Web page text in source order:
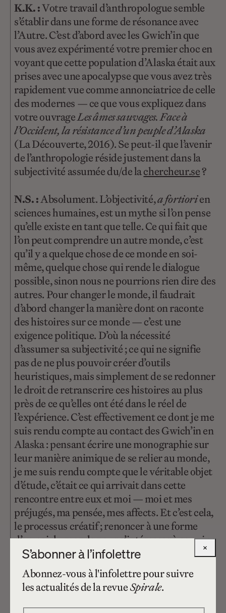
K.K. :Votre travail d’anthropologue semble
s’établir dans une forme de résonance avec
l’Autre. C’est d’abord avec les Gwich’in que
vous avez expérimenté votre premier choc en
voyant que cette population d’Alaska était aux
prises avec une apocalypse que vous avez très
rapidement vue comme annonciatrice de celle
des modernes — ce que vous expliquez dans
votre ouvrageLes âmes sauvages. Face à
l’Occident, la résistance d’un peuple d’Alaska
(La Découverte, 2016). Se peut-il que l’avenir
de l’anthropologie réside justement dans la
subjectivité assumée du/de lachercheur.se?
N.S. :Absolument. L’objectivité,a fortiorien
sciences humaines, est un mythe si l’on pense
qu’elle existe en tant que telle. Ce qui fait que
l’on peut comprendre un autre monde, c’est
qu’il y a quelque chose de ce monde en soi-
même, quelque chose qui rende le dialogue
possible, sinon nous ne pourrions rien dire des
autres. Pour changer le monde, il faudrait
d’abord changer la manière dont on raconte
des histoires sur ce monde — c’est une
exigence politique. D’où la nécessité
d’assumer sa subjectivité ; ce qui ne signifie
pas de ne plus pouvoir créer d’outils
heuristiques, mais simplement de se redonner
le droit de retranscrire ces histoires au plus
près de ce qu’elles ont été dans le réel de
l’expérience. C’est effectivement ce dont je me
suis rendu compte au contact des Gwich’in en
Alaska : pensant écrire une monographie sur
leur manière animique de se relier au monde,
je me suis rendu compte que le véritable objet
d’étude, c’était ce qui arrivait dans cette
rencontre entre eux et moi — moi et mes
préjugés, ma pensée, mes affects. Et c’est cela,
le processus créatif ; renoncer à une forme
d’en-soi du monde pour s’intéresser à ce qui se
crée dans la zone liminaire.
K.K. :En tant que critique du naturalisme,
dans la lignée de Descola, vous avez à cœur
d’interroger l’ontologie moderne. Il s’agit
×
S’abonner à l’infolettre
Abonnez-vous à l'infolettre pour suivre
les actualités de la revueSpirale.